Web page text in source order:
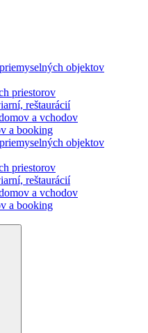
objektov
priestorov
reštaurácií
a vchodov
a booking
objektov
priestorov
reštaurácií
a vchodov
a booking